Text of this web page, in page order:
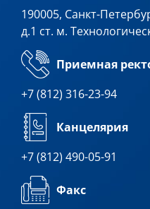
190005, Санкт-
д.1 ст. м.
Приемная
+7 (812) 316-23-94
Канцелярия
+7 (812) 490-05-91
Факс